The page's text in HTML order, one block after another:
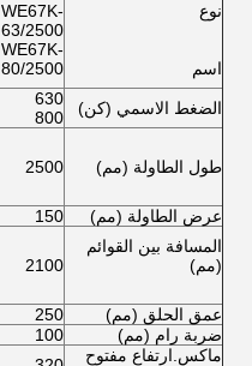
نوع
اسم
WE67K-
63/2500
WE67K-
80/2500
الضغط الاسمي (كن)
630
800
طول الطاولة (مم) 2500
عرض الطاولة (مم) 150
المسافة بين القوائم
(مم)
2100
عمق الحلق (مم) 250
ضربة رام (مم)
100
ماكس.ارتفاع مفتوح